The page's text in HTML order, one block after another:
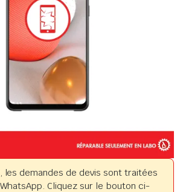
les demandes de devis sont traitées
Cliquez sur le bouton ci-